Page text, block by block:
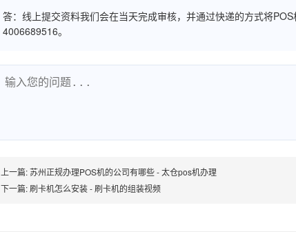
答：线上提交资料我们会在当天完成审核，并通过快递的方式将
4006689516。
上一篇:苏州正规办理POS机的公司有哪些 - 太仓pos机办理
下一篇:刷卡机怎么安装 - 刷卡机的组装视频